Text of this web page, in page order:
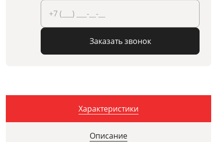
Заказать звонок
Характеристики
Описание